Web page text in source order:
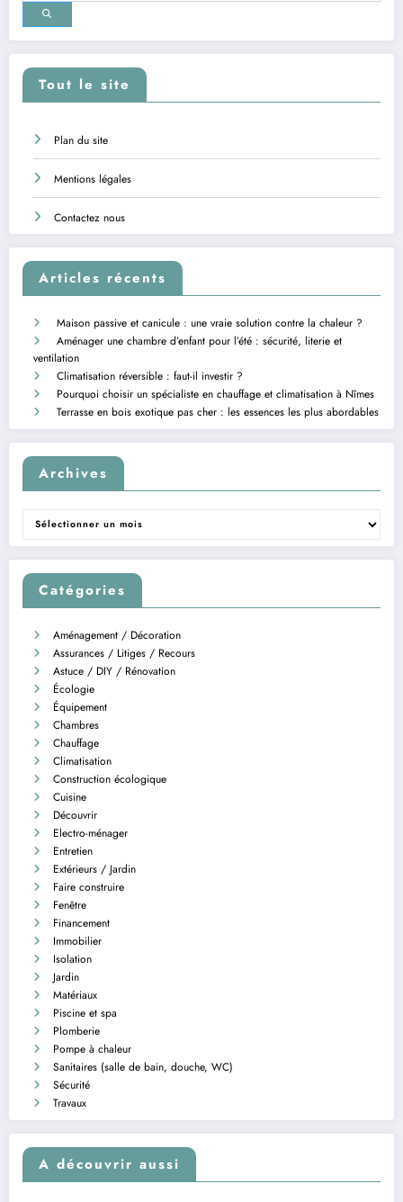
Tout le site
Plan du site
Mentions légales
Contactez nous
Articles récents
Maison passive et canicule : une vraie solution contre la chaleur ?
Aménager une chambre d’enfant pour l’été : sécurité, literie et
ventilation
Climatisation réversible : faut-il investir ?
Pourquoi choisir un spécialiste en chauffage et climatisation à Nîmes
Terrasse en bois exotique pas cher : les essences les plus abordables
Archives
Archives
Catégories
Aménagement / Décoration
Assurances / Litiges / Recours
Astuce / DIY / Rénovation
Écologie
Équipement
Chambres
Chauffage
Climatisation
Construction écologique
Cuisine
Découvrir
Electro-ménager
Entretien
Extérieurs / Jardin
Faire construire
Fenêtre
Financement
Immobilier
Isolation
Jardin
Matériaux
Piscine et spa
Plomberie
Pompe à chaleur
Sanitaires (salle de bain, douche, WC)
Sécurité
Travaux
A découvrir aussi